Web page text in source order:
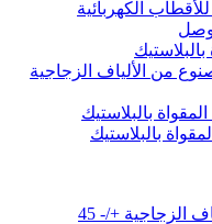
الكهربائية
من الألياف الزجاجية
بالبلاستيك
بالبلاستيك